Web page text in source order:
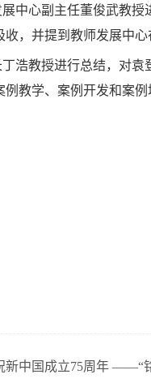
中心副主任董俊武教
，并提到教师发展中
浩教授进行总结，对
教学、案例开发和案例
新中国成立75周年 ——“